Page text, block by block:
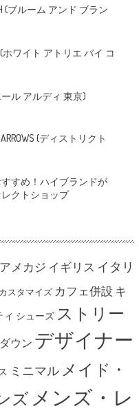
(ブルーム アンド ブラン
(ホワイト アトリエ バイ コ
ール アルディ 東京)
ARROWS (ディストリクト
すめ！ハイブランドが
クトショップ
アメカジ イギリス イタリ
カスタマイズ カフェ併設 キ
シューズ ストリー
ダウン デザイナー
ミニマル メイド・
ズ メンズ・レ